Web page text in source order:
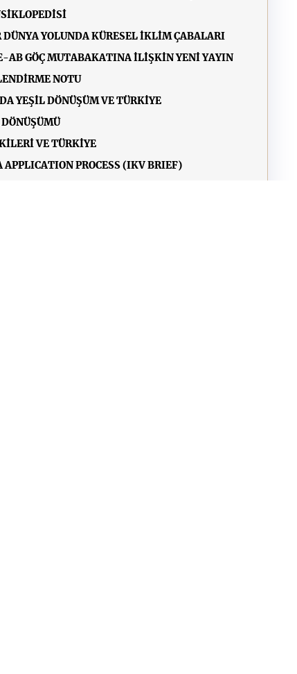
YOLUNDA KÜRESEL İKLİM ÇABALARI
AB GÖÇ MUTABAKATINA İLİŞKİN YENİ YAYIN
NOTU
YEŞİL DÖNÜŞÜM VE TÜRKİYE
VE TÜRKİYE
PROCESS (IKV BRIEF)